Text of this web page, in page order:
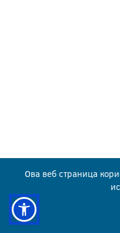
Ова веб страница